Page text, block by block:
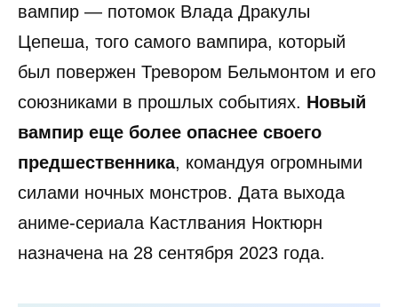
вампир — потомок Влада Дракулы
Цепеша, того самого вампира, который
был повержен Тревором Бельмонтом и его
союзниками в прошлых событиях. Новый
вампир еще более опаснее своего
предшественника, командуя огромными
силами ночных монстров. Дата выхода
аниме-сериала Кастлвания Ноктюрн
назначена на 28 сентября 2023 года.